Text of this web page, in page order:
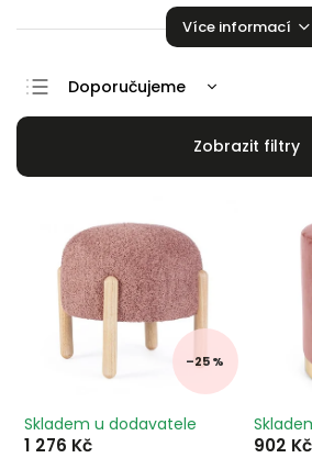
sedací soupravě přímo stvořené k
Více informací
Doporučujeme
Nejlevnější
Abecedně
–25 %
Skladem u dodavatele
1 276 Kč 902 Kč